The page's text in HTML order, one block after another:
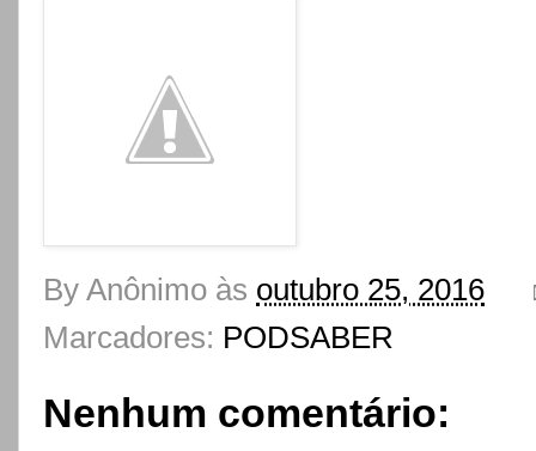
By Anônimo às outubro 25, 2016
Marcadores: PODSABER
Nenhum comentário: